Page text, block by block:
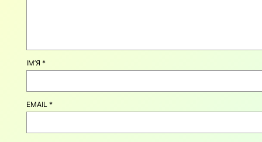
ІМ’Я*
EMAIL*